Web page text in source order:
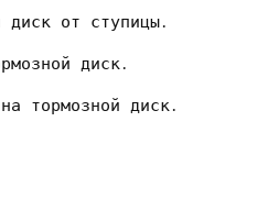
диск от ступицы․
диск․
тормозной диск․